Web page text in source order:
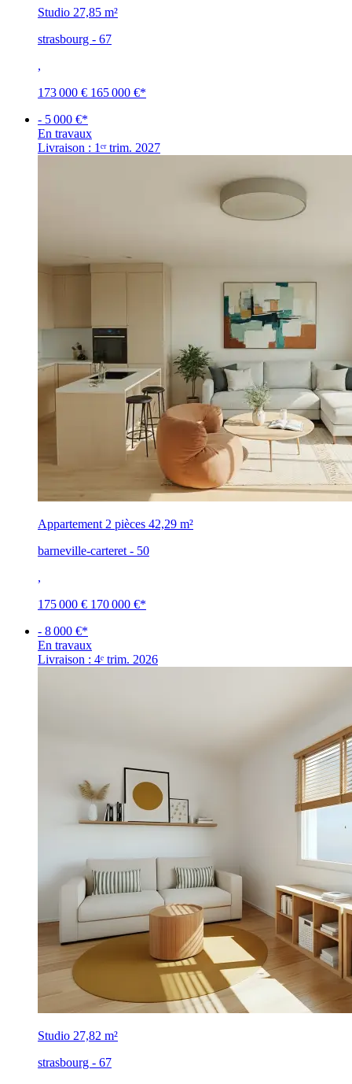
Studio 27,85 m²
strasbourg - 67
,
173 000 € 165 000 €*
- 5 000 €*
En travaux
Livraison : 1ᵉʳ trim. 2027
Appartement 2 pièces 42,29 m²
barneville-carteret - 50
,
175 000 € 170 000 €*
- 8 000 €*
En travaux
Livraison : 4ᵉ trim. 2026
Studio 27,82 m²
strasbourg - 67